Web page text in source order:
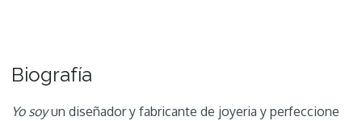
Biografía
Yo soyun diseñador y fabricante de joyeria y perfeccione